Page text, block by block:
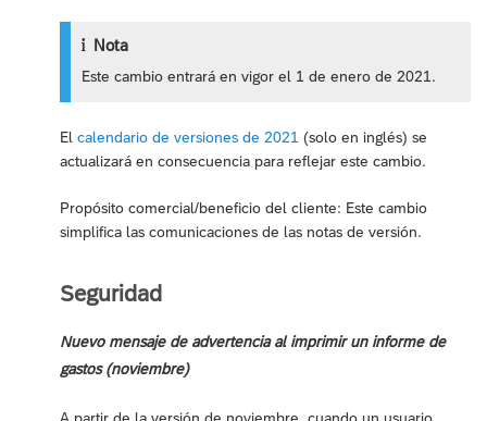
Nota
Este cambio entrará en vigor el 1 de enero de 2021.
El calendario de versiones de 2021 (solo en inglés) se
actualizará en consecuencia para reflejar este cambio.
Propósito comercial/beneficio del cliente: Este cambio
simplifica las comunicaciones de las notas de versión.
Seguridad
Nuevo mensaje de advertencia al imprimir un informe de
gastos (noviembre)
A partir de la versión de noviembre, cuando un usuario